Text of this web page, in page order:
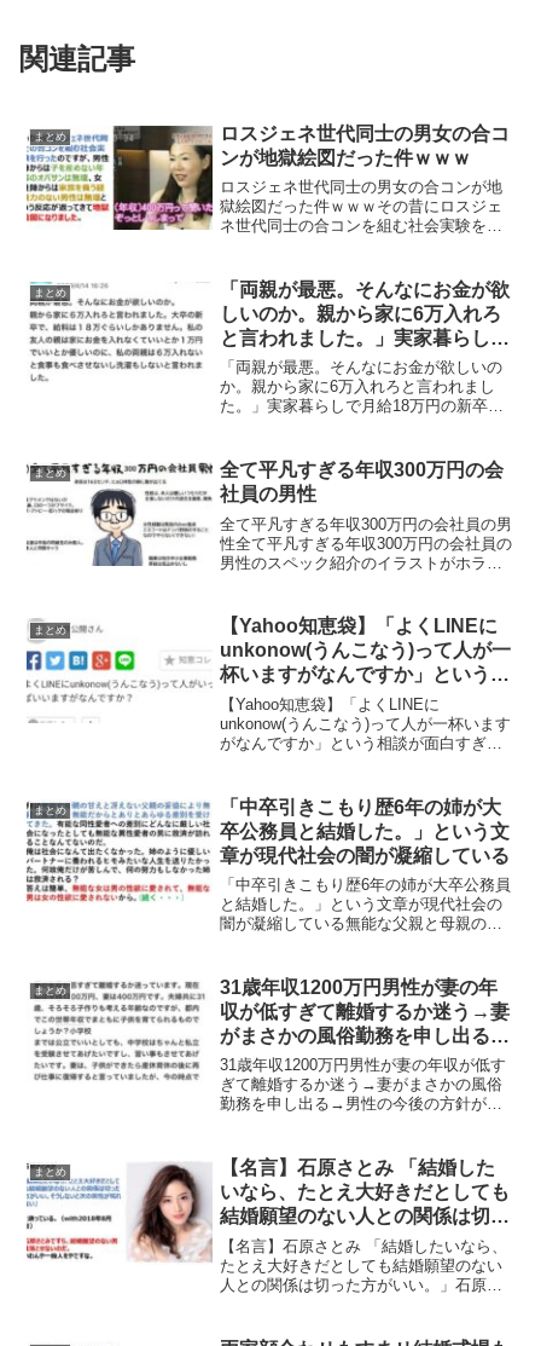
関連記事
まとめ
ロスジェネ世代同士の男女の合コ
ンが地獄絵図だった件ｗｗｗ
ロスジェネ世代同士の男女の合コンが地
獄絵図だった件ｗｗｗその昔にロスジェ
ネ世代同士の合コンを組む社会実験を行
家族を養う経済力のない男性は無理とい
う反応が返ってきて地獄絵...
まとめ
「両親が最悪。そんなにお金が欲
しいのか。親から家に6万入れろ
と言われました。」実家暮らしで
月給18万円の新卒さん、一人暮ら
しじゃないなら、親から月6万円
を家に入れろと言われてしま
「両親が最悪。そんなにお金が欲しいの
か。親から家に6万入れろと言われまし
た。」実家暮らしで月給18万円の新卒さ
う・・・「両親が最悪。そんなにお金が
欲しいのか。親から家に6万...
まとめ
全て平凡すぎる年収300万円の会
社員の男性
全て平凡すぎる年収300万円の会社員の男
性全て平凡すぎる年収300万円の会社員の
男性のスペック紹介のイラストがホラー
pic.twitter.com/iEBQrdrjOb— ゆきひろ (...
まとめ
【Yahoo知恵袋】「よくLINEに
unkonow(うんこなう)って人が一
杯いますがなんですか」という相
談が面白すぎるｗｗｗ
【Yahoo知恵袋】「よくLINEに
unkonow(うんこなう)って人が一杯います
がなんですか」という相談が面白すぎる
ているという相談が面白すぎると話題に
な...
まとめ
「中卒引きこもり歴6年の姉が大
卒公務員と結婚した。」という文
章が現代社会の闇が凝縮している
「中卒引きこもり歴6年の姉が大卒公務員
と結婚した。」という文章が現代社会の
闇が凝縮している無能な父親と母親の間
な、何の変哲もない公務員にマッチング
アプリ（ペアーズ）で...
まとめ
31歳年収1200万円男性が妻の年
収が低すぎて離婚するか迷う→妻
がまさかの風俗勤務を申し出る→
男性の今後の方針が鬼畜すぎる
31歳年収1200万円男性が妻の年収が低す
ぎて離婚するか迷う→妻がまさかの風俗
勤務を申し出る→男性の今後の方針が鬼
知恵袋への投稿の内容がカオスで鬼畜す
ぎると話題に...
まとめ
【名言】石原さとみ 「結婚した
いなら、たとえ大好きだとしても
結婚願望のない人との関係は切っ
た方がいい。」
【名言】石原さとみ 「結婚したいなら、
たとえ大好きだとしても結婚願望のない
人との関係は切った方がいい。」石原さ